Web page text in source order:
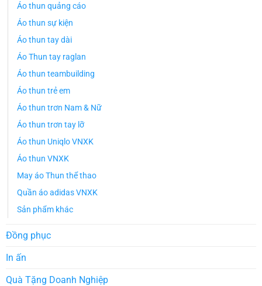
Áo thun quảng cáo
Áo thun sự kiện
Áo thun tay dài
Áo Thun tay raglan
Áo thun teambuilding
Áo thun trẻ em
Áo thun trơn Nam & Nữ
Áo thun trơn tay lỡ
Áo thun Uniqlo VNXK
Áo thun VNXK
May áo Thun thể thao
Quần áo adidas VNXK
Sản phẩm khác
Đồng phục
In ấn
Quà Tặng Doanh Nghiệp